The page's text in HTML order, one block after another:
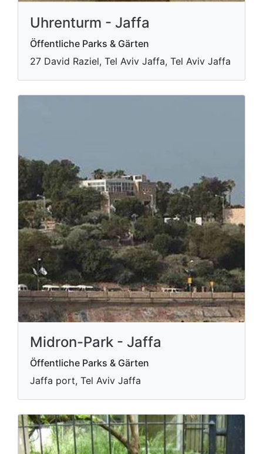
Uhrenturm - Jaffa
Öffentliche Parks & Gärten
27 David Raziel, Tel Aviv Jaffa, Tel Aviv Jaffa
Midron-Park - Jaffa
Öffentliche Parks & Gärten
Jaffa port, Tel Aviv Jaffa